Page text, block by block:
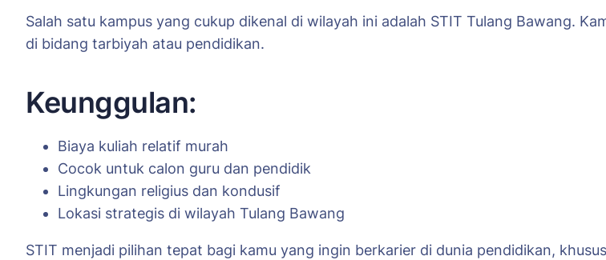
Salah satu kampus yang cukup dikenal di wilayah ini adalah STIT Tulang Bawang.
di bidang tarbiyah atau pendidikan.
Keunggulan:
Biaya kuliah relatif murah
Cocok untuk calon guru dan pendidik
Lingkungan religius dan kondusif
Lokasi strategis di wilayah Tulang Bawang
STIT menjadi pilihan tepat bagi kamu yang ingin berkarier di dunia pendidikan,